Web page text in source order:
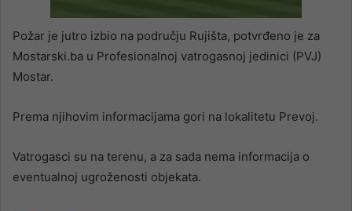
Požar je jutro izbio na području Rujišta, potvrđeno je za
Mostarski.ba u Profesionalnoj vatrogasnoj jedinici (PVJ)
Mostar.
Prema njihovim informacijama gori na lokalitetu Prevoj.
Vatrogasci su na terenu, a za sada nema informacija o
eventualnoj ugroženosti objekata.